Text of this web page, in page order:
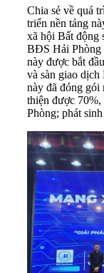
Chia sẻ về quá
triển nền tảng
xã hội Bất động
BĐS Hải Phòng
này được bắt
và sàn giao
này đã đóng gói
thiện được
Phòng; phát